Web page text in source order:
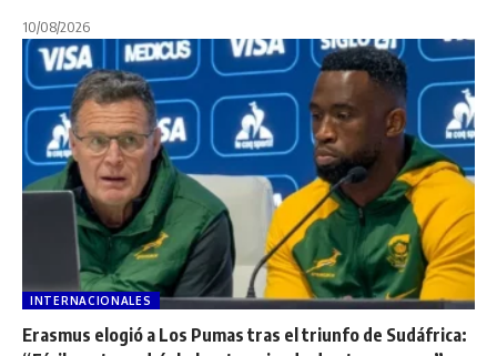
10/08/2026
INTERNACIONALES
Erasmus elogió a Los Pumas tras el triunfo de Sudáfrica: